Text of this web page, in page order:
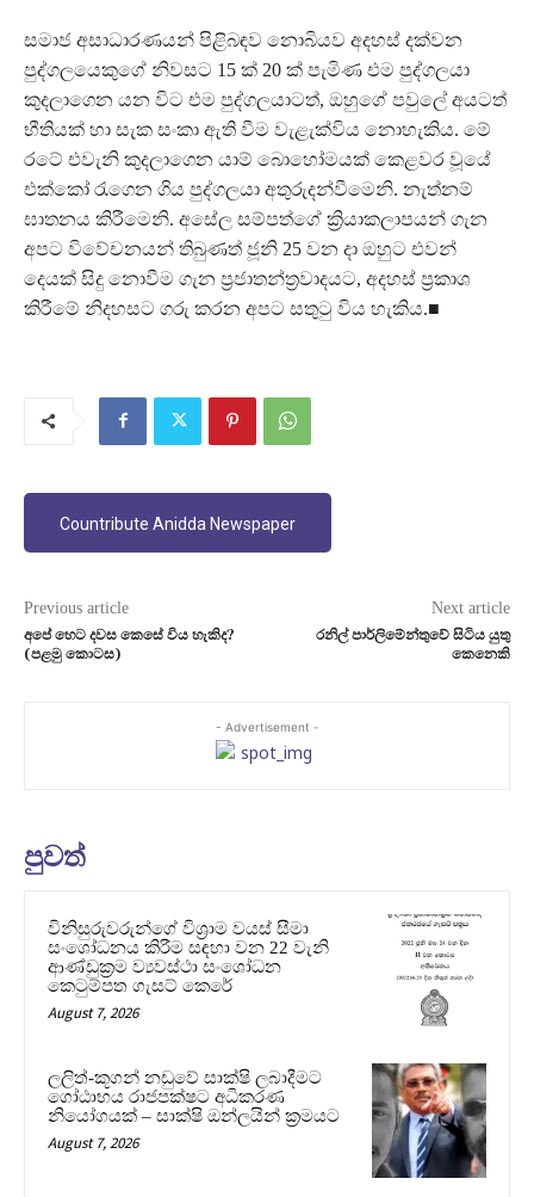
සමාජ අසාධාරණයන් පිළිබඳව නොබියව අදහස් දක්වන
පුද්ගලයෙකුගේ නිවසට 15 ක් 20 ක් පැමිණ එම පුද්ගලයා
කුදලාගෙන යන විට එම පුද්ගලයාටත්, ඔහුගේ පවුලේ අයටත්
භීතියක් හා සැක සංකා ඇති වීම වැළැක්විය නොහැකිය. මේ
රටේ එවැනි කුදලාගෙන යාම් බොහෝමයක් කෙළවර වූයේ
එක්කෝ රැගෙන ගිය පුද්ගලයා අතුරුදන්වීමෙනි. නැත්නම්
ඝාතනය කිරීමෙනි. අසේල සම්පත්ගේ ක්‍රියාකලාපයන් ගැන
අපට විවේචනයන් තිබුණත් ජූනි 25 වන දා ඔහුට එවන්
දෙයක් සිදු නොවීම ගැන ප්‍රජාතන්ත්‍රවාදයට, අදහස් ප්‍රකාශ
කිරීමේ නිදහසට ගරු කරන අපට සතුටු විය හැකිය.■
Countribute Anidda Newspaper
Previous article
අපේ හෙට දවස කෙසේ විය හැකිද?
(පළමු කොටස)
Next article
රනිල් පාර්ලිමේන්තුවේ සිටිය යුතු
කෙනෙකි
- Advertisement -
පුවත්
විනිසුරුවරුන්ගේ විශ්‍රාම වයස් සීමා
සංශෝධනය කිරීම සඳහා වන 22 වැනි
ආණ්ඩුක්‍රම ව්‍යවස්ථා සංශෝධන
කෙටුම්පත ගැසට් කෙරේ
August 7, 2026
ලලිත්-කූගන් නඩුවේ සාක්ෂි ලබාදීමට
ගෝඨාභය රාජපක්ෂට අධිකරණ
නියෝගයක් – සාක්ෂි ඔන්ලයින් ක්‍රමයට
August 7, 2026